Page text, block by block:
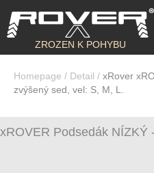
ZROZEN K POHYBU
Homepage / Detail / xRover
zvýšený sed, vel: S, M, L.
xROVER Podsedák NÍZKÝ